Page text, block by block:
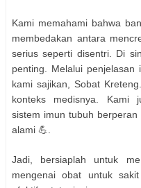
Kami memahami bahwa
membedakan antara
serius seperti disentri. Di
penting. Melalui
kami sajikan, Sobat
konteks medisnya. Kami
sistem imun tubuh
alami 💪.
Jadi, bersiaplah untuk
mengenai obat untuk